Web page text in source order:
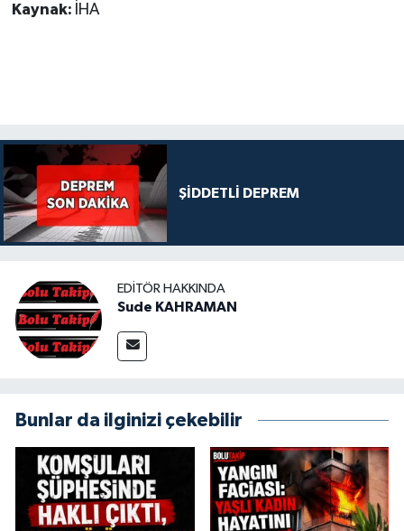
Kaynak: İHA
ŞİDDETLİ DEPREM
EDITÖR HAKKINDA
Sude KAHRAMAN
Bunlar da ilginizi çekebilir